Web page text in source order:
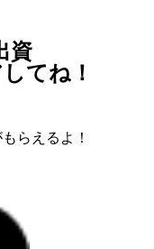
資
てね！
もらえるよ！